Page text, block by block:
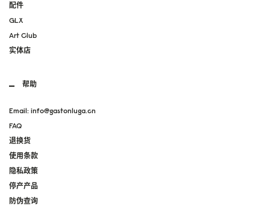
配件
GLX
Art Club
实体店
帮助
Email: info@gastonluga.cn
FAQ
退换货
使用条款
隐私政策
停产产品
防伪查询